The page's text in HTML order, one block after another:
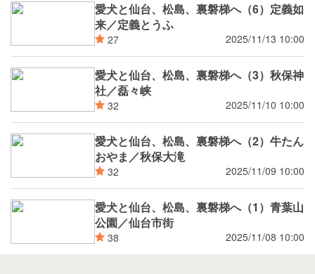
愛犬と仙台、松島、裏磐梯へ（6）定義如
来／定義とうふ
27 2025/11/13 10:00
愛犬と仙台、松島、裏磐梯へ（3）秋保神
社／磊々峡
32 2025/11/10 10:00
愛犬と仙台、松島、裏磐梯へ（2）牛たん
おやま／秋保大滝
32 2025/11/09 10:00
愛犬と仙台、松島、裏磐梯へ（1）青葉山
公園／仙台市街
38 2025/11/08 10:00